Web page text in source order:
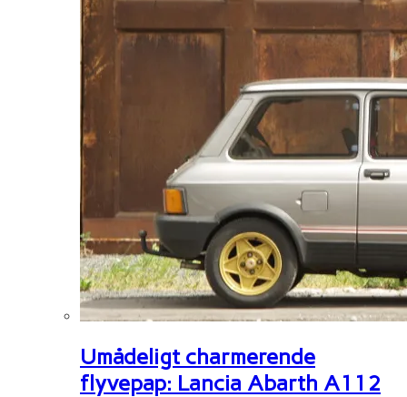
Umådeligt charmerende
flyvepap: Lancia Abarth A112